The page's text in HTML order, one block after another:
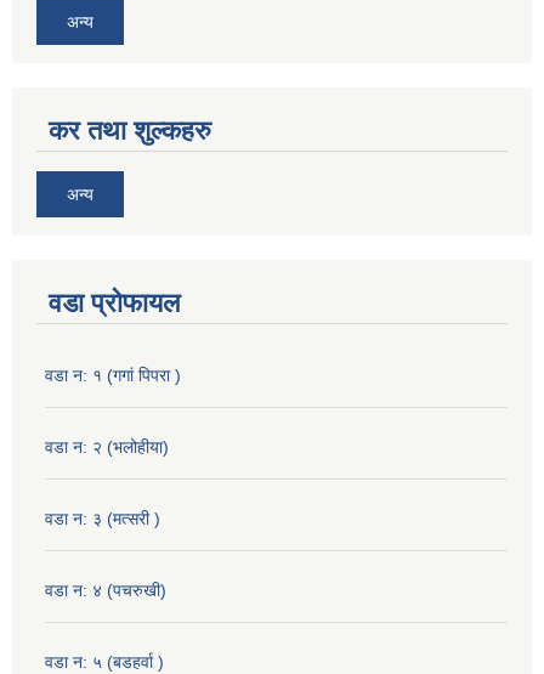
अन्य
कर तथा शुल्कहरु
अन्य
वडा प्रोफायल
वडा न: १ (गगां पिपरा )
वडा न: २ (भलोहीया)
वडा न: ३ (मत्सरी )
वडा न: ४ (पचरुखी)
वडा न: ५ (बडहर्वा )